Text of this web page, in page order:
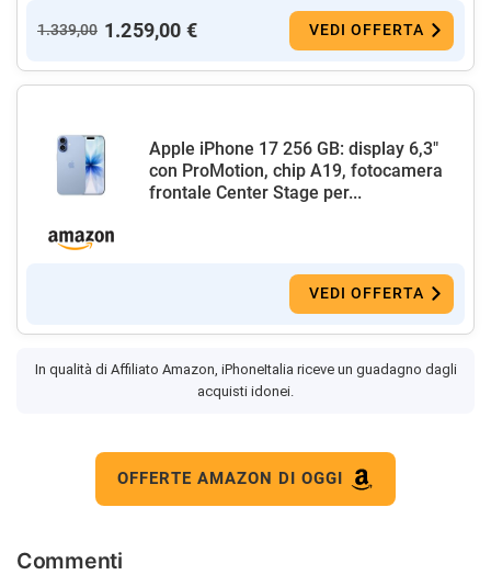
1.339,00 1.259,00 € VEDI OFFERTA
Apple iPhone 17 256 GB: display 6,3"
con ProMotion, chip A19, fotocamera
frontale Center Stage per...
VEDI OFFERTA
In qualità di Affiliato Amazon, iPhoneItalia riceve un guadagno dagli
acquisti idonei.
OFFERTE AMAZON DI OGGI
Commenti